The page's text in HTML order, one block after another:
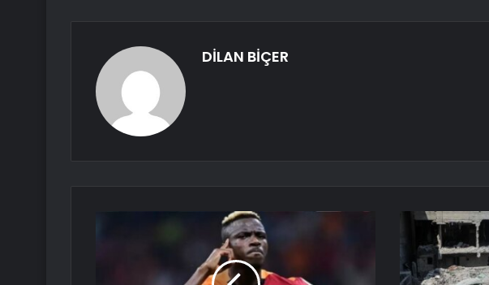
DİLAN BİÇER